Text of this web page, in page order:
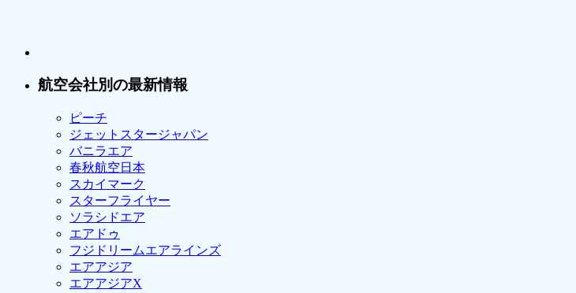
航空会社別の最新情報
ピーチ
ジェットスタージャパン
バニラエア
春秋航空日本
スカイマーク
スターフライヤー
ソラシドエア
エアドゥ
フジドリームエアラインズ
エアアジア
エアアジアX